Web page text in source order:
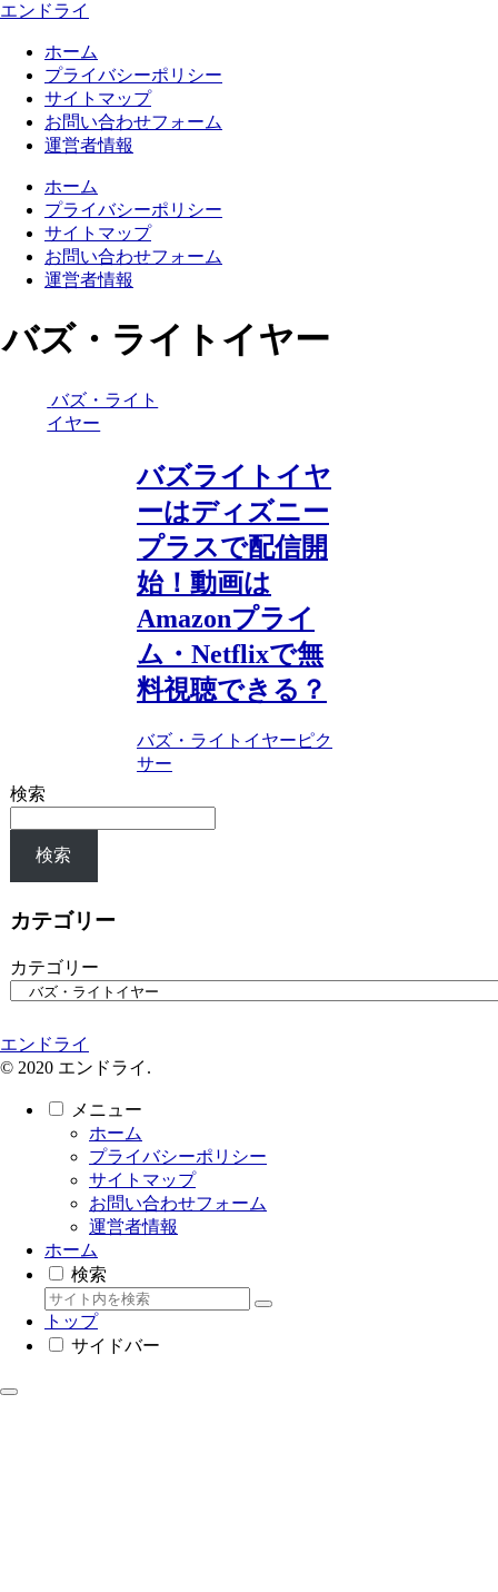
エンドライ
ホーム
プライバシーポリシー
サイトマップ
お問い合わせフォーム
運営者情報
ホーム
プライバシーポリシー
サイトマップ
お問い合わせフォーム
運営者情報
バズ・ライトイヤー
バズ・ライト
イヤー
バズライトイヤ
ーはディズニー
プラスで配信開
始！動画は
Amazonプライ
ム・Netflixで無
料視聴できる？
バズ・ライトイヤー ピク
サー
検索
検索
カテゴリー
カテゴリー
エンドライ
© 2020 エンドライ.
メニュー
ホーム
プライバシーポリシー
サイトマップ
お問い合わせフォーム
運営者情報
ホーム
検索
トップ
サイドバー